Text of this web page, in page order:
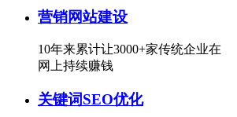
营销网站建设
10年来累计让3000+家传统企业在
网上持续赚钱
关键词SEO优化